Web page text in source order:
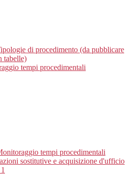
di procedimento (da pubblicare
tabelle)
tempi procedimentali
tempi procedimentali
sostitutive e acquisizione d'ufficio
1